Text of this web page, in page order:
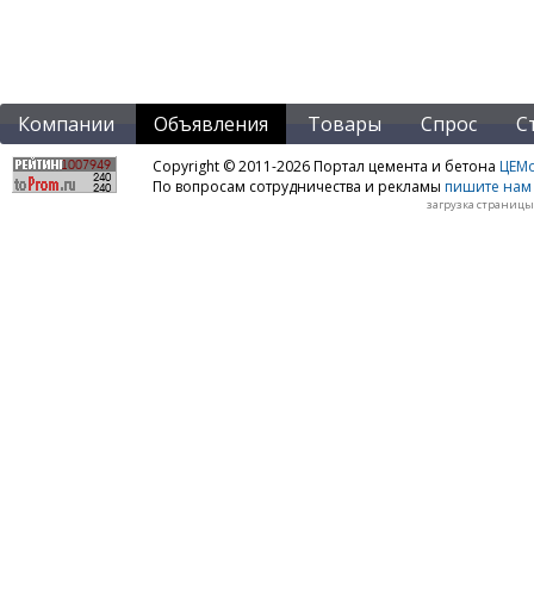
Компании Объявления Товары Спрос
Copyright © 2011-2026 Портал цемента и бетона
По вопросам сотрудничества и рекламы пишите нам
загрузка